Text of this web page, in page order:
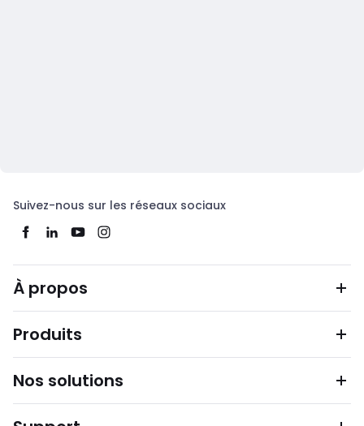
Suivez-nous sur les réseaux sociaux
À propos
Produits
Nos solutions